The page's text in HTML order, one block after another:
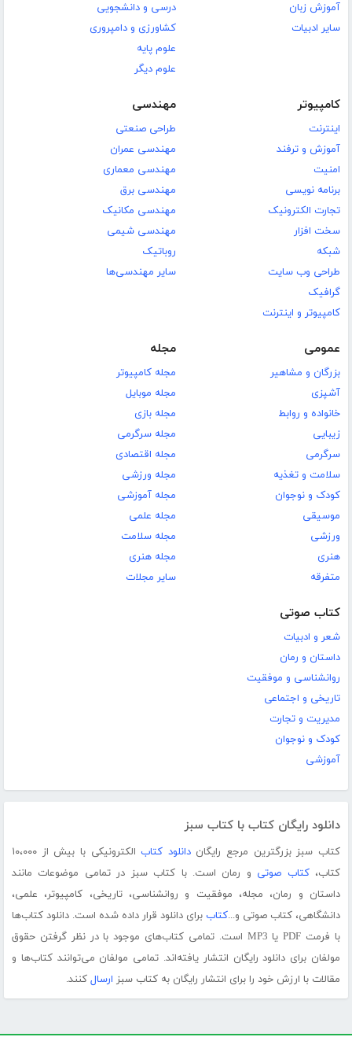
آموزش زبان
سایر ادبیات
درسی و دانشجویی
کشاورزی و دامپروری
علوم پایه
علوم دیگر
کامپیوتر
اینترنت
آموزش و ترفند
امنیت
برنامه نویسی
تجارت الکترونیک
سخت افزار
شبکه
طراحی وب سایت
گرافیک
کامپیوتر و اینترنت
مهندسی
طراحی صنعتی
مهندسی عمران
مهندسی معماری
مهندسی برق
مهندسی مکانیک
مهندسی شیمی
روباتیک
سایر مهندسی‌ها
عمومی
بزرگان و مشاهیر
آشپزی
خانواده و روابط
زیبایی
سرگرمی
سلامت و تغذیه
کودک و نوجوان
موسیقی
ورزشی
هنری
متفرقه
مجله
مجله کامپیوتر
مجله موبایل
مجله بازی
مجله سرگرمی
مجله اقتصادی
مجله ورزشی
مجله آموزشی
مجله علمی
مجله سلامت
مجله هنری
سایر مجلات
کتاب صوتی
شعر و ادبیات
داستان و رمان
روانشناسی و موفقیت
تاریخی و اجتماعی
مدیریت و تجارت
کودک و نوجوان
آموزشی
دانلود رایگان کتاب با کتاب سبز
کتاب سبز بزرگترین مرجع رایگاندانلود کتاب
الکترونیکی با بیش از ۱۰،۰۰۰
کتاب،کتاب صوتی و رمان است. با کتاب سبز در تمامی موضوعات مانند
داستان و رمان، مجله، موفقیت و روانشناسی، تاریخی، کامپیوتر، علمی،
دانشگاهی، کتاب صوتی و...کتاب برای دانلود قرار داده شده است. دانلود کتاب‌ها
با فرمت PDF یا MP3 است. تمامی کتاب‌های موجود با در نظر گرفتن حقوق
مولفان برای دانلود رایگان انتشار یافته‌اند. تمامی مولفان می‌توانند کتاب‌ها و
مقالات با ارزش خود را برای انتشار رایگان به کتاب سبز ارسال کنند.